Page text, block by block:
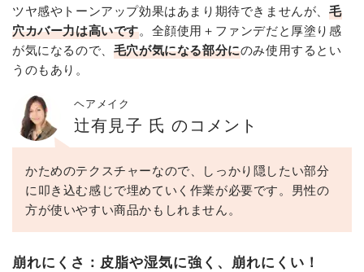
ツヤ感やトーンアップ効果はあまり期待できませんが、 毛
穴カバー力は高いです。全顔使用＋ファンデだと厚塗り感
が気になるので、 毛穴が気になる部分にのみ使用するとい
うのもあり。
ヘアメイク
辻有見子 氏 のコメント
かためのテクスチャーなので、しっかり隠したい部分
に叩き込む感じで埋めていく作業が必要です。男性の
方が使いやすい商品かもしれません。
崩れにくさ：皮脂や湿気に強く、崩れにくい！